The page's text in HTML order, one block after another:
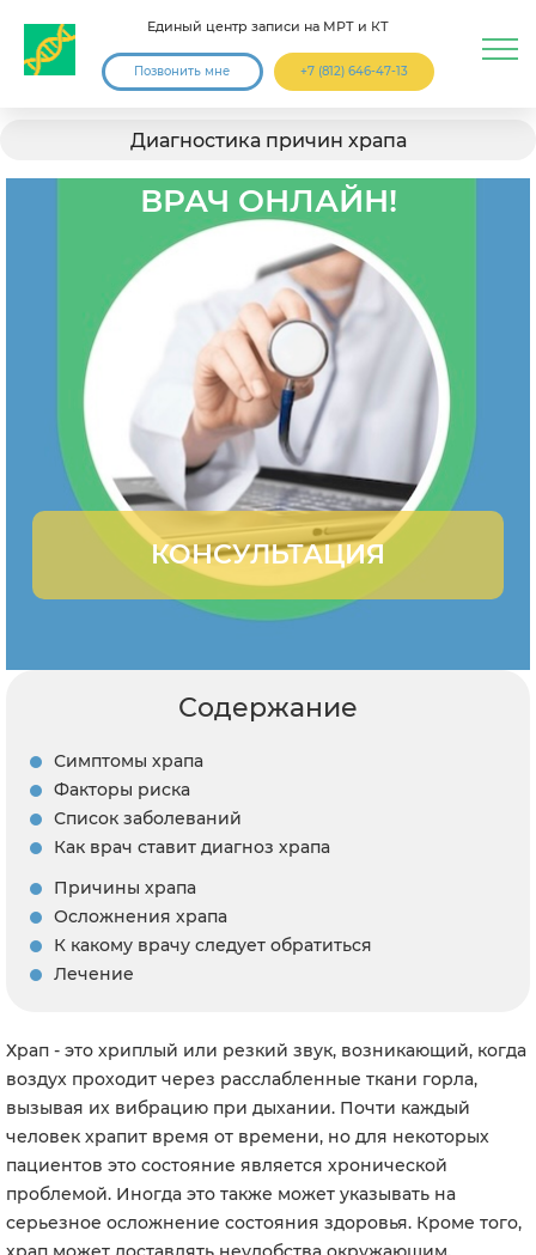
Единый центр записи на МРТ и КТ
Позвонить мне +7 (812) 646-47-13
Диагностика причин храпа
КОНСУЛЬТАЦИЯ
ВРАЧ ОНЛАЙН!
Содержание
Симптомы храпа
Факторы риска
Список заболеваний
Как врач ставит диагноз храпа
Причины храпа
Осложнения храпа
К какому врачу следует обратиться
Лечение
Храп - это хриплый или резкий звук, возникающий, когда
воздух проходит через расслабленные ткани горла,
вызывая их вибрацию при дыхании. Почти каждый
человек храпит время от времени, но для некоторых
пациентов это состояние является хронической
проблемой. Иногда это также может указывать на
серьезное осложнение состояния здоровья. Кроме того,